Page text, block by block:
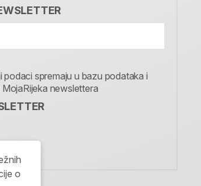
podaci spremaju u bazu podataka i
newslettera
o